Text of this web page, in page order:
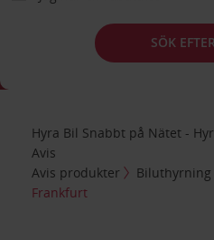
SÖK
Hyra Bil Snabbt på Nätet -
Avis
Avis produkter
Biluthyrning
Frankfurt